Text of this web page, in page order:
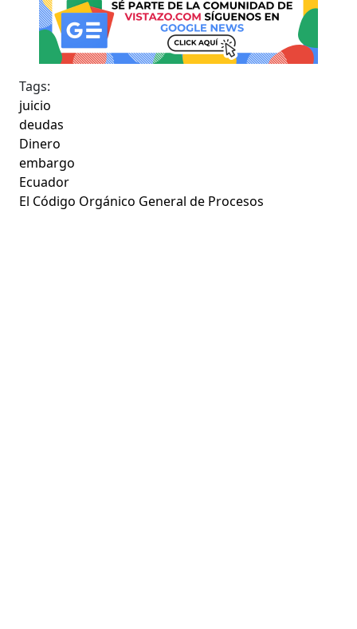
Tags:
juicio
deudas
Dinero
embargo
Ecuador
El Código Orgánico General de Procesos